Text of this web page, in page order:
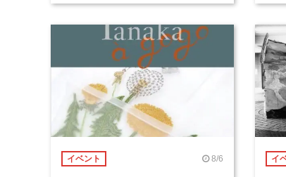
イベント 8/6 イ